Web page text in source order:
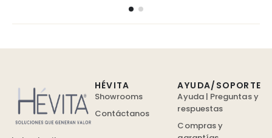
HÉVITA
Showrooms
Contáctanos
AYUDA/SOPORTE
Ayuda | Preguntas y
respuestas
Compras y